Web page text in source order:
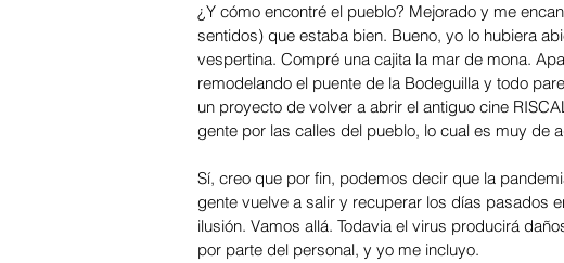
¿Y cómo encontré el pueblo? Mejorado y me
sentidos) que estaba bien. Bueno, yo lo hubiera
vespertina. Compré una cajita la mar de mona.
remodelando el puente de la Bodeguilla y todo
un proyecto de volver a abrir el antiguo cine
gente por las calles del pueblo, lo cual es muy de
Sí, creo que por fin, podemos decir que la
gente vuelve a salir y recuperar los días pasados
ilusión. Vamos allá. Todavia el virus producirá
por parte del personal, y yo me incluyo.